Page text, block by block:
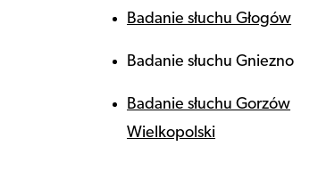
Badanie słuchu Głogów
Badanie słuchu Gniezno
Badanie słuchu Gorzów
Wielkopolski